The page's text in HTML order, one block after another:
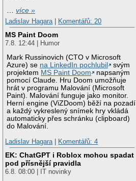
…více »
Ladislav Hagara| Komentářů: 20
MS Paint Doom
7.8. 12:44 | Humor
Mark Russinovich (CTO v Microsoft
Azure) se na LinkedIn pochlubil
svým
projektem MS Paint Doom
napsaným
pomocí Claude. Hru Doom umožňuje
hrát v programu Malování (Microsoft
Paint). Malování funguje jako monitor.
Herní engine (ViZDoom) běží na pozadí
a každý vykreslený snímek hry vkládá
automaticky přes schránku (clipboard)
do Malování.
Ladislav Hagara| Komentářů: 4
EK: ChatGPT i Roblox mohou spadat
pod přísnější pravidla
6.8. 08:00 | IT novinky